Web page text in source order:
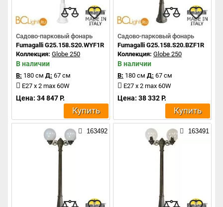
Садово-парковый фонарь
Fumagalli G25.158.S20.WYF1R
Коллекция: Globe 250
В наличии
В: 180 см Д: 67 см
E27 x 2 max 60W
Цена: 34 847 Р.
Купить
Садово-парковый фонарь
Fumagalli G25.158.S20.BZF1R
Коллекция: Globe 250
В наличии
В: 180 см Д: 67 см
E27 x 2 max 60W
Цена: 38 332 Р.
Купить
163492 163491